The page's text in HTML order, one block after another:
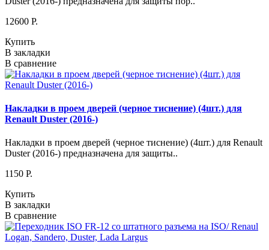
12600 P.
Купить
В закладки
В сравнение
Накладки в проем дверей (черное тиснение) (4шт.) для
Renault Duster (2016-)
Накладки в проем дверей (черное тиснение) (4шт.) для Renault
Duster (2016-) предназначена для защиты..
1150 P.
Купить
В закладки
В сравнение